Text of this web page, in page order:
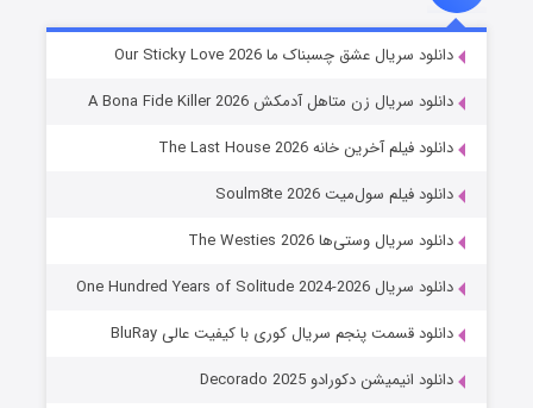
شوهر
عملیات آپارتمان
قسمت۲ (زیرنویس) منتشر شد
دانلود سریال عشق چسبناک ما Our Sticky Love 2026
دانلود سریال زن متاهل آدمکش A Bona Fide Killer 2026
دانلود فیلم آخرین خانه The Last House 2026
دانلود فیلم سول‌میت Soulm8te 2026
دانلود سریال وستی‌ها The Westies 2026
دانلود سریال One Hundred Years of Solitude 2024-2026
دانلود قسمت پنجم سریال کوری با کیفیت عالی BluRay
دانلود انیمیشن دکورادو Decorado 2025